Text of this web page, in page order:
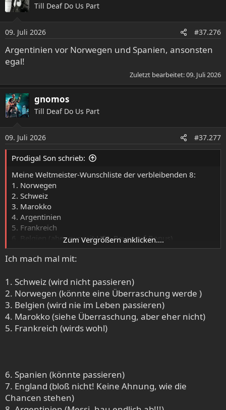
t
n
e
n
:
Till Deaf Do Us Part
09. Juli 2026 #37.276
Argentinien vor Norwegen und Spanien, ansonsten
egal!
Zuletzt bearbeitet:09. Juli 2026
gnomos
Till Deaf Do Us Part
09. Juli 2026 #37.277
Prodigal Son schrieb:
Meine Weltmeister-Wunschliste der verbleibenden 8:
1. Norwegen
2. Schweiz
3. Marokko
4. Argentinien
5. Frankreich
6. Belgien (aber nur mit USA-Rauswerf-Bonus)
7. Spanien (von denen ich aber glaube, dass sie den Titel
holen)
Zum Vergrößern anklicken....
Ich mach mal mit:
1. Schweiz (wird nicht passieren)
2. Norwegen (könnte eine Überraschung werde )
3. Belgien (wird nie im Leben passieren)
4. Marokko (siehe Überraschung, aber eher nicht)
5. Frankreich (wirds wohl)
6. Spanien (könnte passieren)
7. England (bloß nicht! Keine Ahnung, wie die
Chancen stehen)